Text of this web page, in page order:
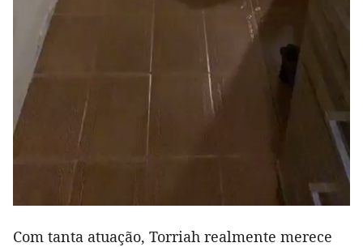
Com tanta atuação, Torriah realmente merece